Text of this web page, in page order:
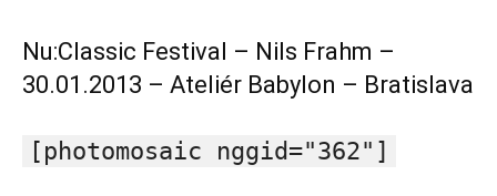
Nu:Classic Festival – Nils Frahm –
30.01.2013 – Ateliér Babylon – Bratislava
[photomosaic nggid="362"]